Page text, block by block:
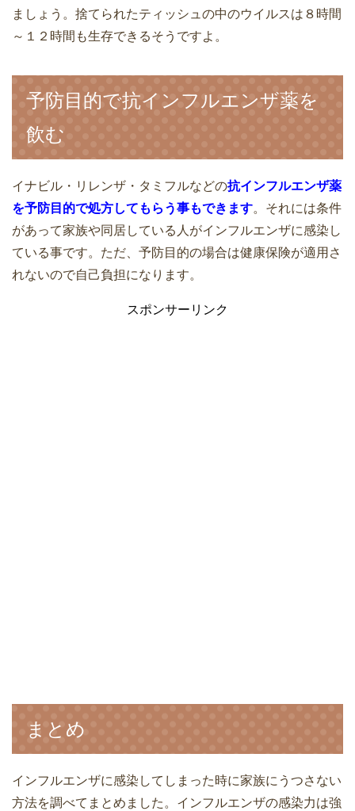
ましょう。捨てられたティッシュの中のウイルスは８時間
～１２時間も生存できるそうですよ。
予防目的で抗インフルエンザ薬を
飲む
イナビル・リレンザ・タミフルなどの抗インフルエンザ薬
を予防目的で処方してもらう事もできます。それには条件
があって家族や同居している人がインフルエンザに感染し
ている事です。ただ、予防目的の場合は健康保険が適用さ
れないので自己負担になります。
スポンサーリンク
まとめ
インフルエンザに感染してしまった時に家族にうつさない
方法を調べてまとめました。インフルエンザの感染力は強